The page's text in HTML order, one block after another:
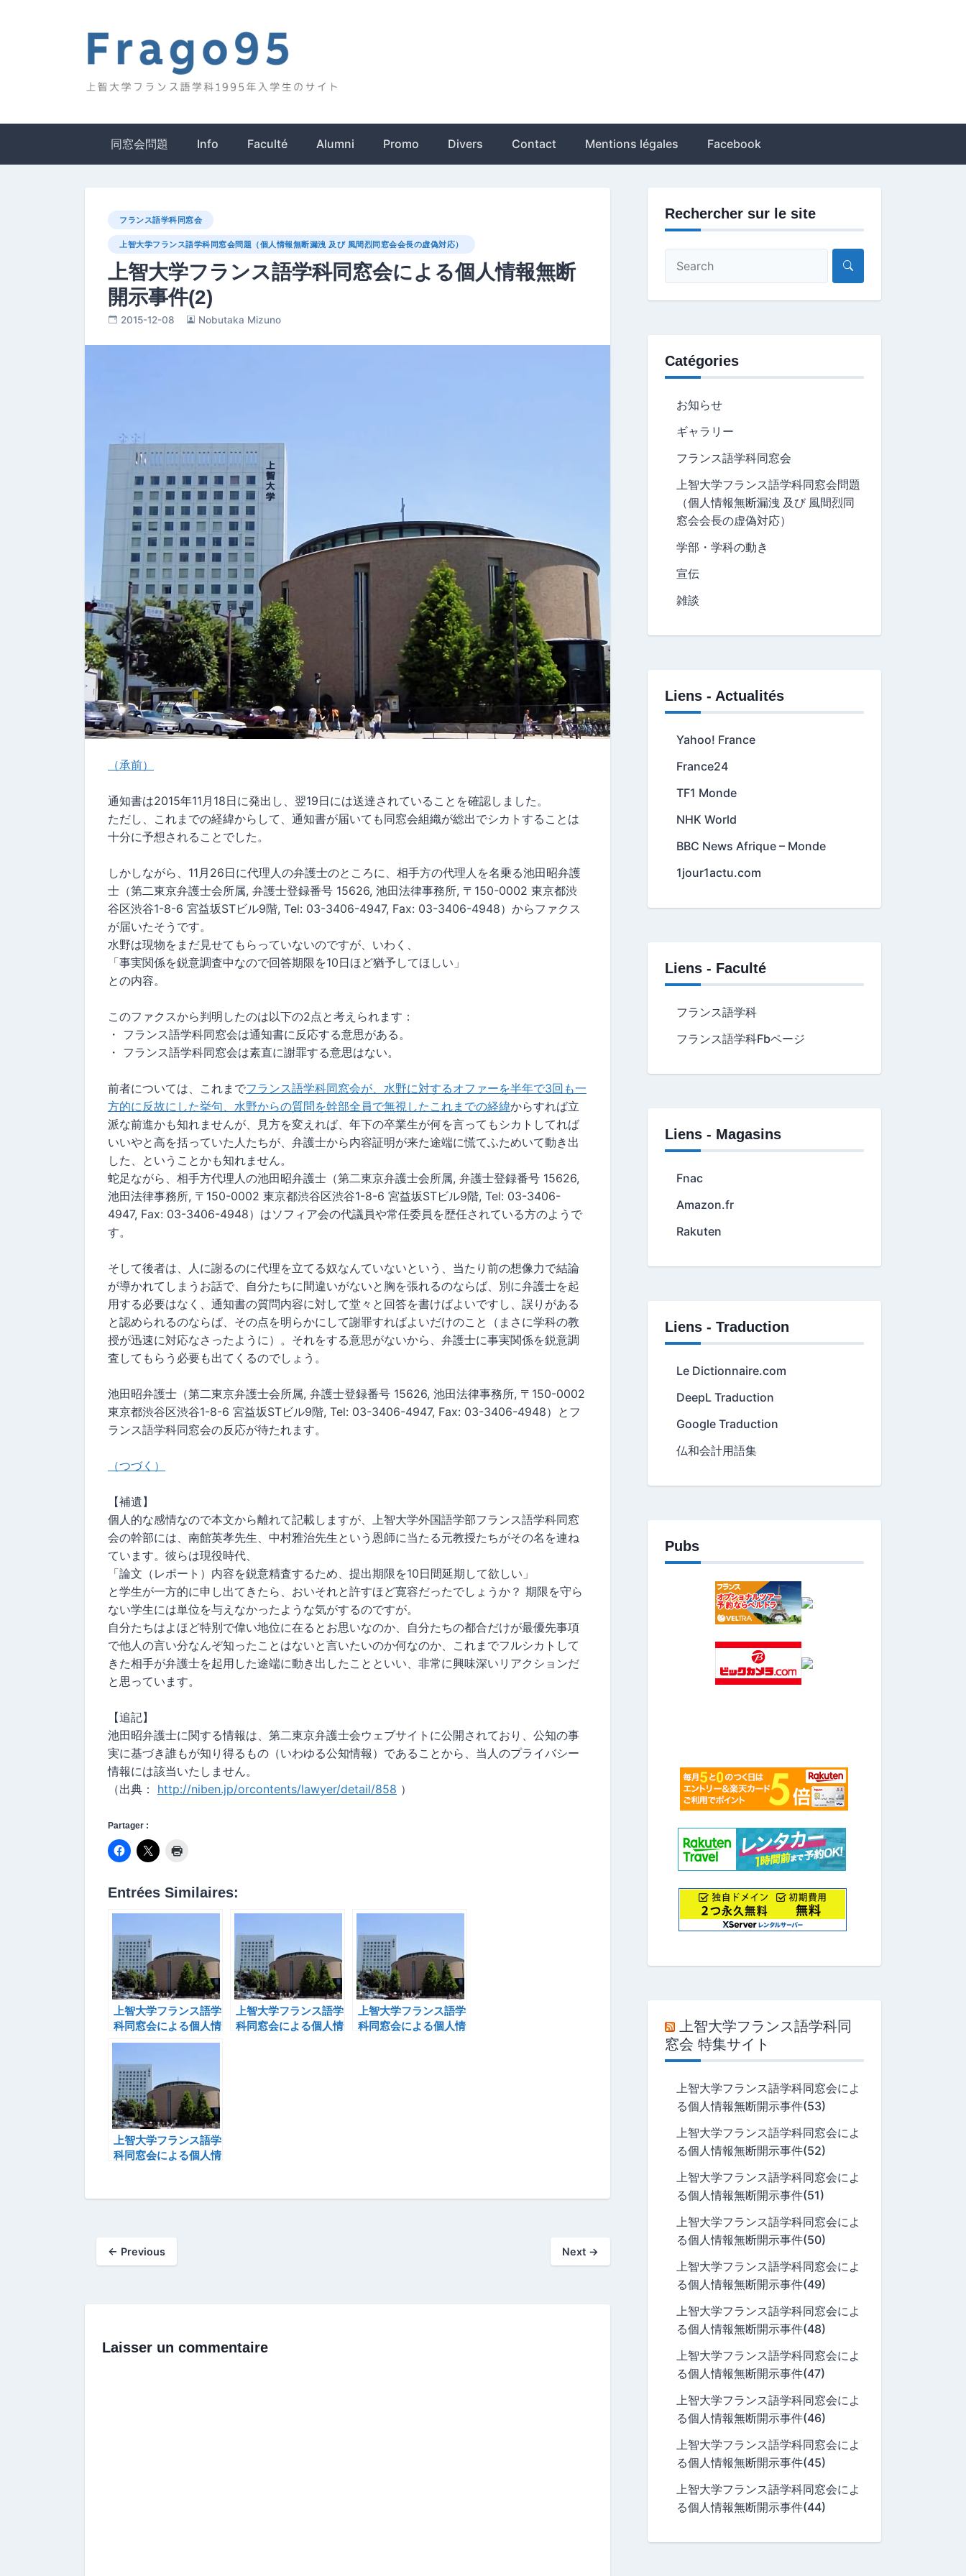
Frago95
同窓会問題 Info Faculté Alumni Promo Divers Contact Mentions légales Facebook
フランス語学科同窓会
上智大学フランス語学科同窓会問題（個人情報無断漏洩 及び 風間烈同窓会会長の虚偽対応）
上智大学フランス語学科同窓会による個人情報無断
開示事件(2)
2015-12-08 Nobutaka Mizuno
（承前）
通知書は2015年11月18日に発出し、翌19日には送達されていることを確認しました。
ただし、これまでの経緯からして、通知書が届いても同窓会組織が総出でシカトすることは
十分に予想されることでした。
しかしながら、11月26日に代理人の弁護士のところに、相手方の代理人を名乗る池田昭弁護
士（第二東京弁護士会所属, 弁護士登録番号 15626, 池田法律事務所, 〒150-0002 東京都渋
谷区渋谷1-8-6 宮益坂STビル9階, Tel: 03-3406-4947, Fax: 03-3406-4948）からファクス
が届いたそうです。
水野は現物をまだ見せてもらっていないのですが、いわく、
「事実関係を鋭意調査中なので回答期限を10日ほど猶予してほしい」
との内容。
このファクスから判明したのは以下の2点と考えられます：
・ フランス語学科同窓会は通知書に反応する意思がある。
・ フランス語学科同窓会は素直に謝罪する意思はない。
前者については、これまでフランス語学科同窓会が、水野に対するオファーを半年で3回も一
方的に反故にした挙句、水野からの質問を幹部全員で無視したこれまでの経緯からすれば立
派な前進かも知れませんが、見方を変えれば、年下の卒業生が何を言ってもシカトしてれば
いいやと高を括っていた人たちが、弁護士から内容証明が来た途端に慌てふためいて動き出
した、ということかも知れません。
蛇足ながら、相手方代理人の池田昭弁護士（第二東京弁護士会所属, 弁護士登録番号 15626,
池田法律事務所, 〒150-0002 東京都渋谷区渋谷1-8-6 宮益坂STビル9階, Tel: 03-3406-
4947, Fax: 03-3406-4948）はソフィア会の代議員や常任委員を歴任されている方のようで
す。
そして後者は、人に謝るのに代理を立てる奴なんていないという、当たり前の想像力で結論
が導かれてしまうお話で、自分たちに間違いがないと胸を張れるのならば、別に弁護士を起
用する必要はなく、通知書の質問内容に対して堂々と回答を書けばよいですし、誤りがある
と認められるのならば、その点を明らかにして謝罪すればよいだけのこと（まさに学科の教
授が迅速に対応なさったように）。それをする意思がないから、弁護士に事実関係を鋭意調
査してもらう必要も出てくるのでしょう。
池田昭弁護士（第二東京弁護士会所属, 弁護士登録番号 15626, 池田法律事務所, 〒150-0002
東京都渋谷区渋谷1-8-6 宮益坂STビル9階, Tel: 03-3406-4947, Fax: 03-3406-4948）とフ
ランス語学科同窓会の反応が待たれます。
（つづく）
【補遺】
個人的な感情なので本文から離れて記載しますが、上智大学外国語学部フランス語学科同窓
会の幹部には、南館英孝先生、中村雅治先生という恩師に当たる元教授たちがその名を連ね
ています。彼らは現役時代、
「論文（レポート）内容を鋭意精査するため、提出期限を10日間延期して欲しい」
と学生が一方的に申し出てきたら、おいそれと許すほど寛容だったでしょうか？ 期限を守ら
ない学生には単位を与えなかったような気がするのですが。
自分たちはよほど特別で偉い地位に在るとお思いなのか、自分たちの都合だけが最優先事項
で他人の言い分なんぞ知ったことはないと言いたいのか何なのか、これまでフルシカトして
きた相手が弁護士を起用した途端に動き出したことといい、非常に興味深いリアクションだ
と思っています。
【追記】
池田昭弁護士に関する情報は、第二東京弁護士会ウェブサイトに公開されており、公知の事
実に基づき誰もが知り得るもの（いわゆる公知情報）であることから、当人のプライバシー
情報には該当いたしません。
（出典： http://niben.jp/orcontents/lawyer/detail/858 ）
Partager :
Entrées Similaires:
上智大学フランス語学
科同窓会による個人情
報無断開示事件(6)
上智大学フランス語学
科同窓会による個人情
上智大学フランス語学
科同窓会による個人情
上智大学フランス語学
科同窓会による個人情
← Previous Next →
Laisser un commentaire
Rechercher sur le site
Catégories
お知らせ
ギャラリー
フランス語学科同窓会
上智大学フランス語学科同窓会問題
（個人情報無断漏洩 及び 風間烈同
窓会会長の虚偽対応）
学部・学科の動き
宣伝
雑談
Liens - Actualités
Yahoo! France
France24
TF1 Monde
NHK World
BBC News Afrique – Monde
1jour1actu.com
Liens - Faculté
フランス語学科
フランス語学科Fbページ
Liens - Magasins
Fnac
Amazon.fr
Rakuten
Liens - Traduction
Le Dictionnaire.com
DeepL Traduction
Google Traduction
仏和会計用語集
Pubs
上智大学フランス語学科同
窓会 特集サイト
上智大学フランス語学科同窓会によ
る個人情報無断開示事件(53)
上智大学フランス語学科同窓会によ
る個人情報無断開示事件(52)
上智大学フランス語学科同窓会によ
る個人情報無断開示事件(51)
上智大学フランス語学科同窓会によ
る個人情報無断開示事件(50)
上智大学フランス語学科同窓会によ
る個人情報無断開示事件(49)
上智大学フランス語学科同窓会によ
る個人情報無断開示事件(48)
上智大学フランス語学科同窓会によ
る個人情報無断開示事件(47)
上智大学フランス語学科同窓会によ
る個人情報無断開示事件(46)
上智大学フランス語学科同窓会によ
る個人情報無断開示事件(45)
上智大学フランス語学科同窓会によ
る個人情報無断開示事件(44)